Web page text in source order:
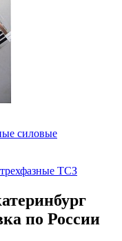
силовые
ТСЗ
по России